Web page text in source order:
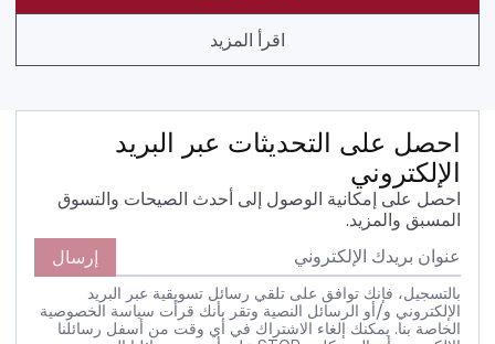
اقرأ المزيد
احصل على التحديثات عبر البريد
الإلكتروني
احصل على إمكانية الوصول إلى أحدث الصيحات والتسوق
المسبق والمزيد.
إرسال
بالتسجيل، فإنك توافق على تلقي رسائل تسويقية عبر البريد
الإلكتروني و/أو الرسائل النصية وتقر بأنك قرأت سياسة الخصوصية
الخاصة بنا. يمكنك إلغاء الاشتراك في أي وقت من أسفل رسائلنا